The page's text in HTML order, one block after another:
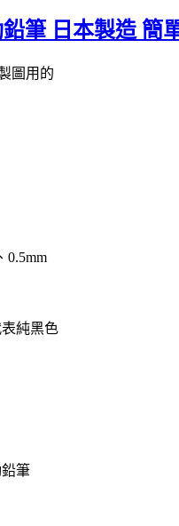
筆 日本製造 簡
圖用的
0.5mm
純黑色
鉛筆